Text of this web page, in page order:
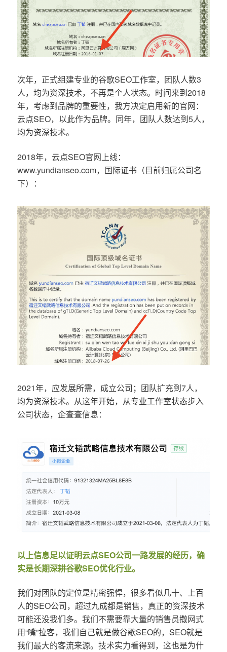
次年，正式组建专业的谷歌SEO工作室，团队人数3
人，均为资深技术，不再是个人状态。时间来到2018
年，考虑到品牌的重要性，我方决定启用新的官网：
云点SEO，以此作为品牌。同年，团队人数达到5人，
均为资深技术。
2018年，云点SEO官网上线：
www.yundianseo.com，国际证书（目前归属公司名
下）：
2021年，应发展所需，成立公司；团队扩充到7人，
均为资深技术。从这年开始，从专业工作室状态步入
公司状态，企查查信息：
以上信息足以证明云点SEO公司一路发展的经历，确
实是长期深耕谷歌SEO优化行业。
我们对团队的定位是精密强悍，很多看似几十、上百
人的SEO公司，超过九成都是销售，真正的资深技术
可能还没我们多。我们不需要靠大量的销售员撒网式
用“嘴”拉客，我们自己就是做谷歌SEO的，SEO就是
我们最大的客流来源。技术实力看得到，这也是为什